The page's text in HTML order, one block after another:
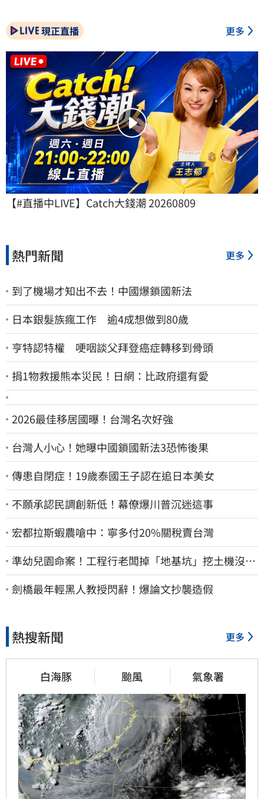
現正直播 更多
【#直播中LIVE】Catch大錢潮 20260809
熱門新聞 更多
到了機場才知出不去！中國爆鎖國新法
日本銀髮族瘋工作 逾4成想做到80歲
亨特認特權 哽咽談父拜登癌症轉移到骨頭
捐1物救援熊本災民！日網：比政府還有愛
2026最佳移居國曝！台灣名次好強
台灣人小心！她曝中國鎖國新法3恐怖後果
傳患自閉症！19歲泰國王子認在追日本美女
不願承認民調創新低！幕僚爆川普沉迷這事
宏都拉斯蝦農嗆中：寧多付20%關稅賣台灣
準幼兒園命案！工程行老闆掉「地基坑」挖土機沒看
到…下土石活埋他
劍橋最年輕黑人教授閃辭！爆論文抄襲造假
熱搜新聞 更多
白海豚 颱風 氣象署